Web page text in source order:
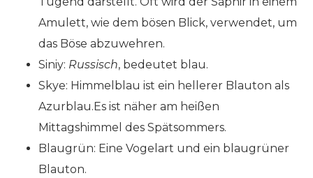
Amulett, wie dem bösen Blick, verwendet, um
das Böse abzuwehren.
Siniy: Russisch, bedeutet blau.
Skye: Himmelblau ist ein hellerer Blauton als
Azurblau.Es ist näher am heißen
Mittagshimmel des Spätsommers.
Blaugrün: Eine Vogelart und ein blaugrüner
Blauton.